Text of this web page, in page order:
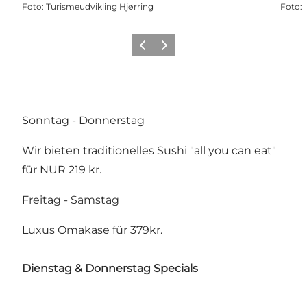
Foto: Turismeudvikling Hjørring Foto:
ZurückWeiter
Sonntag - Donnerstag
Wir bieten traditionelles Sushi "all you can eat"
für NUR 219 kr.
Freitag - Samstag
Luxus Omakase für 379kr.
Dienstag & Donnerstag Specials